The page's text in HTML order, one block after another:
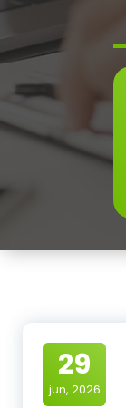
29
jun, 2026